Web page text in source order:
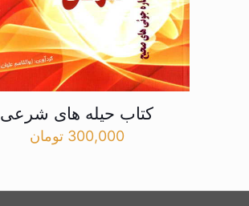
کتاب حیله های شرعی
300,000 تومان